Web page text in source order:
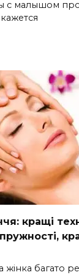
с малышом
кращі
жінка багато